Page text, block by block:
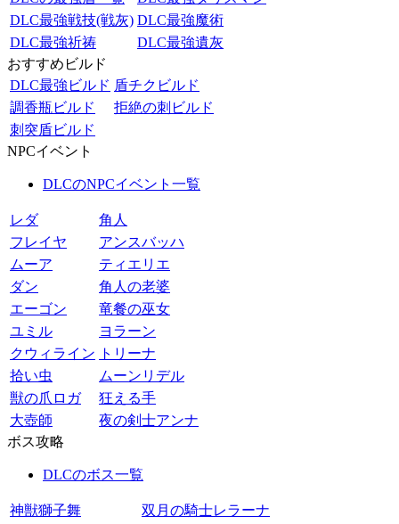
DLC最強戦技(戦灰) DLC最強魔術
DLC最強祈祷
DLC最強遺灰
おすすめビルド
DLC最強ビルド 盾チクビルド
調香瓶ビルド
拒絶の刺ビルド
刺突盾ビルド
NPCイベント
DLCのNPCイベント一覧
レダ
角人
フレイヤ
アンスバッハ
ムーア
ティエリエ
ダン
角人の老婆
エーゴン
竜餐の巫女
ユミル
ヨラーン
クウィライン
トリーナ
拾い虫
ムーンリデル
獣の爪ロガ
狂える手
大壺師
夜の剣士アンナ
ボス攻略
DLCのボス一覧
神獣獅子舞
双月の騎士レラーナ